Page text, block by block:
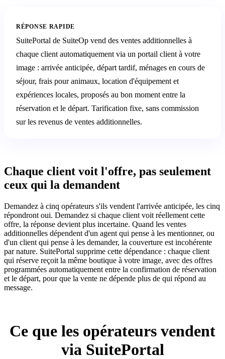
RÉPONSE RAPIDE
SuitePortal de SuiteOp vend des ventes additionnelles à
chaque client automatiquement via un portail client à votre
image : arrivée anticipée, départ tardif, ménages en cours de
séjour, frais pour animaux, location d'équipement et
expériences locales, proposés au bon moment entre la
réservation et le départ. Tarification fixe, sans commission
sur les revenus de ventes additionnelles.
Chaque client voit l'offre, pas seulement
ceux qui la demandent
Demandez à cinq opérateurs s'ils vendent l'arrivée anticipée, les cinq
répondront oui. Demandez si chaque client voit réellement cette
offre, la réponse devient plus incertaine. Quand les ventes
additionnelles dépendent d'un agent qui pense à les mentionner, ou
d'un client qui pense à les demander, la couverture est incohérente
par nature. SuitePortal supprime cette dépendance : chaque client
qui réserve reçoit la même boutique à votre image, avec des offres
programmées automatiquement entre la confirmation de réservation
et le départ, pour que la vente ne dépende plus de qui répond au
message.
Ce que les opérateurs vendent
via SuitePortal